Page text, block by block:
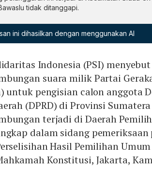
tidak ditanggapi.
ini dihasilkan dengan menggunakan AI
Indonesia (PSI)
suara milik Partai
untuk pengisian calon anggota
(DPRD) di Provinsi
terjadi di Daerah
dalam sidang
Hasil Pemilihan
Konstitusi, Jakarta,